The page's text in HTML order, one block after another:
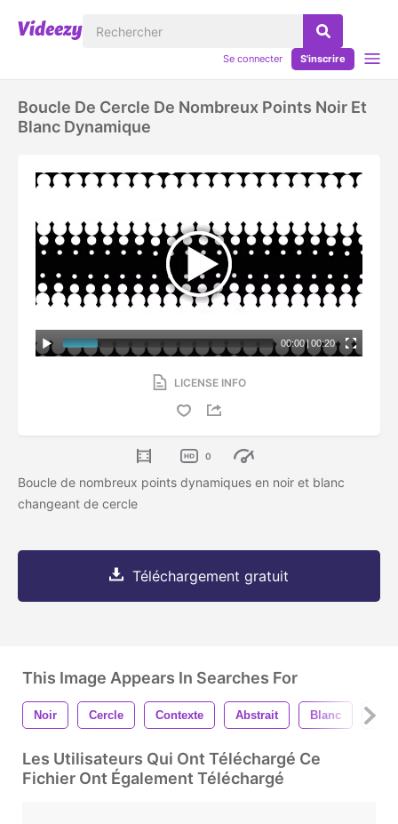
Se connecter S'inscrire
Boucle De Cercle De Nombreux Points Noir Et
Blanc Dynamique
00:00|00:20
LICENSE INFO
0
Boucle de nombreux points dynamiques en noir et blanc
changeant de cercle
Téléchargement gratuit
This Image Appears In Searches For
Noir Cercle Contexte Abstrait Blanc
Les Utilisateurs Qui Ont Téléchargé Ce
Fichier Ont Également Téléchargé